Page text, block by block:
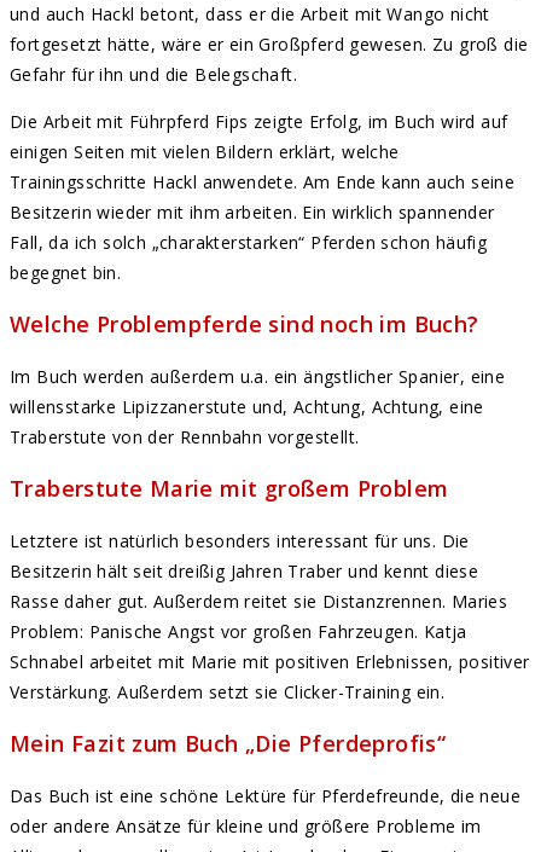
und auch Hackl betont, dass er die Arbeit mit Wango nicht
fortgesetzt hätte, wäre er ein Großpferd gewesen. Zu groß die
Gefahr für ihn und die Belegschaft.
Die Arbeit mit Führpferd Fips zeigte Erfolg, im Buch wird auf
einigen Seiten mit vielen Bildern erklärt, welche
Trainingsschritte Hackl anwendete. Am Ende kann auch seine
Besitzerin wieder mit ihm arbeiten. Ein wirklich spannender
Fall, da ich solch „charakterstarken“ Pferden schon häufig
begegnet bin.
Welche Problempferde sind noch im Buch?
Im Buch werden außerdem u.a. ein ängstlicher Spanier, eine
willensstarke Lipizzanerstute und, Achtung, Achtung, eine
Traberstute von der Rennbahn vorgestellt.
Traberstute Marie mit großem Problem
Letztere ist natürlich besonders interessant für uns. Die
Besitzerin hält seit dreißig Jahren Traber und kennt diese
Rasse daher gut. Außerdem reitet sie Distanzrennen. Maries
Problem: Panische Angst vor großen Fahrzeugen. Katja
Schnabel arbeitet mit Marie mit positiven Erlebnissen, positiver
Verstärkung. Außerdem setzt sie Clicker-Training ein.
Mein Fazit zum Buch „Die Pferdeprofis“
Das Buch ist eine schöne Lektüre für Pferdefreunde, die neue
oder andere Ansätze für kleine und größere Probleme im